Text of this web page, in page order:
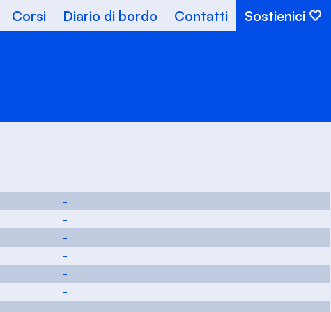
Corsi Diario di bordo Contatti Sostienici
-
-
-
-
-
-